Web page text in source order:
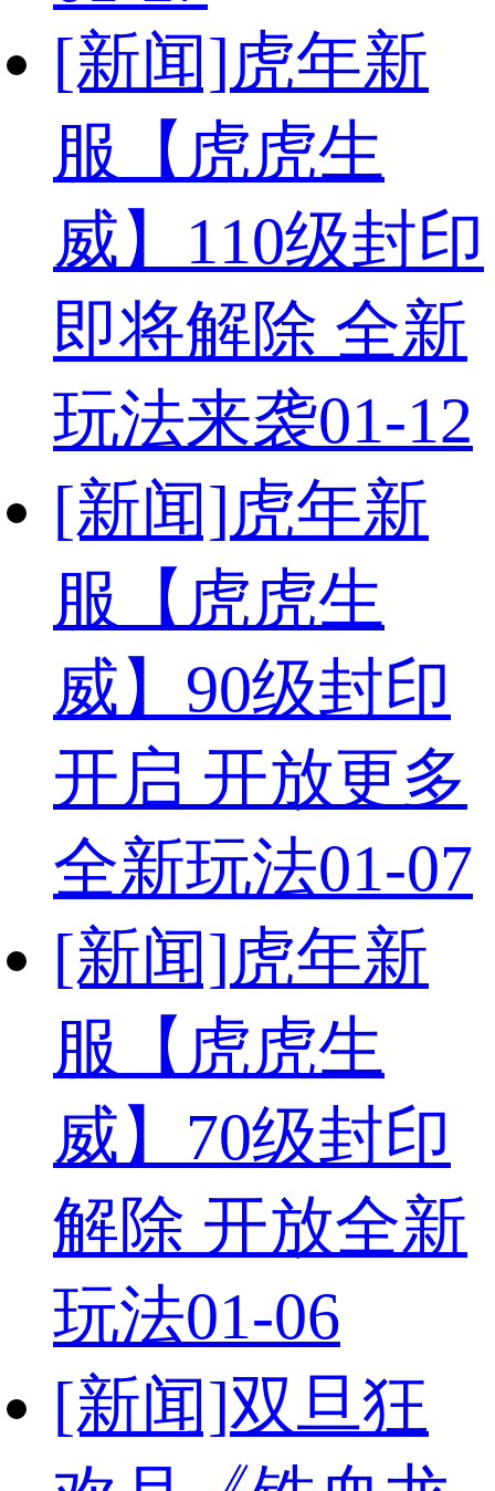
[新闻]虎年新
服【虎虎生
威】110级封印
即将解除 全新
玩法来袭01-12
[新闻]虎年新
服【虎虎生
威】90级封印
开启 开放更多
全新玩法01-07
[新闻]虎年新
服【虎虎生
威】70级封印
解除 开放全新
玩法01-06
[新闻]双旦狂